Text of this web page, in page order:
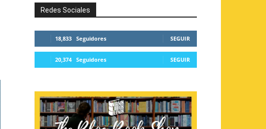
Redes Sociales
18,833 Seguidores SEGUIR
20,374 Seguidores SEGUIR